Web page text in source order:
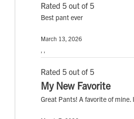
Rated 5 out of 5
Best pant ever
March 13, 2026
, ,
Rated 5 out of 5
My New Favorite
Great Pants! A favorite of mine.